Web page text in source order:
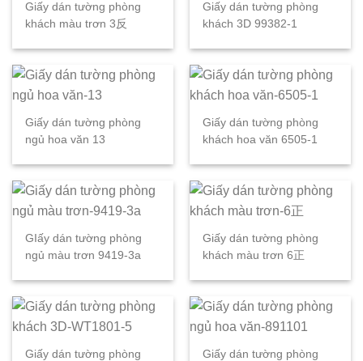
Giấy dán tường phòng
khách màu trơn 3反
Giấy dán tường phòng
khách 3D 99382-1
Giấy dán tường phòng
ngủ hoa văn 13
Giấy dán tường phòng
khách hoa văn 6505-1
GIấy dán tường phòng
ngủ màu trơn 9419-3a
Giấy dán tường phòng
khách màu trơn 6正
Giấy dán tường phòng
Giấy dán tường phòng